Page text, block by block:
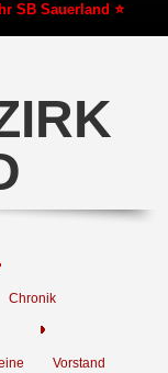
SB Sauerland ⭐
Chronik
Vorstand